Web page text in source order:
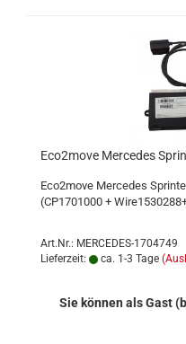
Eco2move Mercedes
Eco2move Mercedes
(CP1701000 +
Art.Nr.: MERCEDES-1704749
Lieferzeit:
ca. 1-3 Tage
Sie können als Gast